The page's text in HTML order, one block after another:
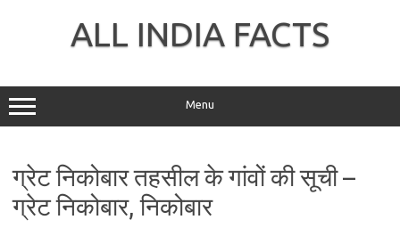
ALL INDIA FACTS
Menu
ग्रेट निकोबार तहसील के गांवों की सूची –
ग्रेट निकोबार, निकोबार